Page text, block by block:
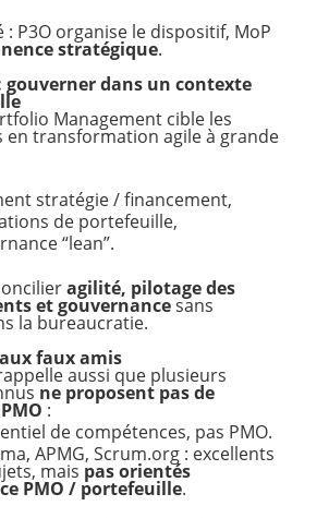
P3O organise le dispositif, MoP
stratégique.
: gouverner dans un contexte
Management cible les
en transformation agile à grande
stratégie / financement,
de portefeuille,
“lean”.
agilité, pilotage des
et gouvernancesans
la bureaucratie.
faux amis
aussi que plusieurs
ne proposent pas de
:
de compétences, pas PMO.
APMG, Scrum.org : excellents
mais pas orientés
PMO / portefeuille.